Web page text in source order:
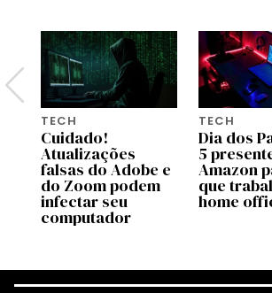
TECH
Cuidado!
Atualizações
falsas do Adobe e
do Zoom podem
infectar seu
computador
TECH
Dia dos
5
Amazon
que
home